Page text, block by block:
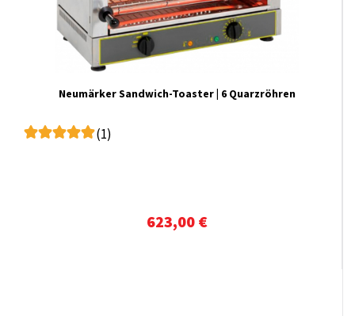
Neumärker Sandwich-Toaster | 6 Quarzröhren
(1)
623,00 €